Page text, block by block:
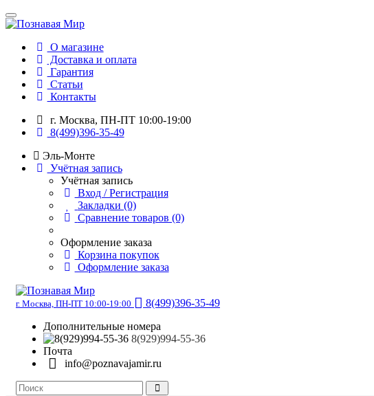
О магазине
Доставка и оплата
Гарантия
Статьи
Контакты
г. Москва, ПН-ПТ 10:00-19:00
8(499)396-35-49
Эль-Монте
Учётная запись
Учётная запись
Вход / Регистрация
Закладки (0)
Сравнение товаров (0)
Оформление заказа
Корзина покупок
Оформление заказа
г. Москва, ПН-ПТ 10:00-19:00
8(499)396-35-49
Дополнительные номера
8(929)994-55-36
Почта
info@poznavajamir.ru